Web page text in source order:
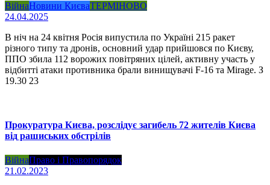
ВійнаНовини КиєваТЕРМІНОВО
24.04.2025
В ніч на 24 квітня Росія випустила по Україні 215 ракет
різного типу та дронів, основний удар прийшовся по Києву,
ППО збила 112 ворожих повітряних цілей, активну участь у
відбитті атаки противника брали винищувачі F-16 та Mirage. З
19.30 23
Прокуратура Києва, розслідує загибель 72 жителів Києва
від рашиських обстрілів
ВійнаПраво і Правопорядок
21.02.2023